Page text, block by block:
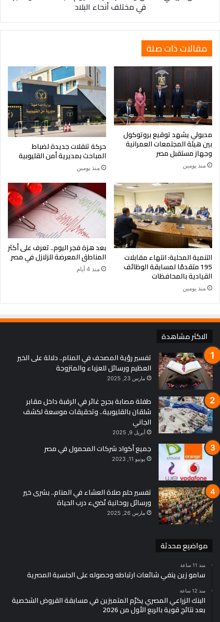
أحد فروع المادة إلغاء للمادة بأكملها، وتطبق أحكام القرار الوزاري
رقم 34 لسنة 2018 بشأن تنظيم أحوال إلغاء الامتحان، والحرمان
منه، فيما لم يرد فيه نص في هذا القرار.
في مختلف أنحاء البلاد
مقالات ذات صلة
مدبولي يشهد توقيع بروتوكول
بين هيئة المجتمعات العمرانية
وجهاز مستقبل مصر
منذ يومين
حركة تنقلات جديدة لضباط
المباحث بمديرية أمن القليوبية
منذ يومين
التنمية المحلية: انتهاء مقابلات
195 متقدمًا لمسابقة الوظائف
القيادية بالمحافظات
منذ يومين
بعد هزة فجر اليوم.. تعرف على أكثر
المناطق المعرضة للزلازل في مصر
منذ 4 أيام
الاكثر مشاهدة
تفسير رؤية المصحف في المنام.. دلالة على الخير
العظيم ورسائل للعزباء والمتزوجة
مارس 23, 2025
طفلة مصابة بجرح غائر في الرقبة داخل مقابر
شلقان بالقليوبية.. وتحقيقات موسعة لكشف
الجاني
أبريل 9, 2025
جميع أكواد شركات المحمول في مصر
يونيو 11, 2023
تفسير حلم صلاة العشاء في المنام.. بشرى خير
ورسائل روحانية تُضيء درب الحياة
مارس 26, 2025
مواضيع محدثة
منذ 11 ساعة
سامو زين ينفي شائعات ارتباطه وحصوله على الجنسية المصرية
منذ 12 ساعة
البنك الزراعي المصري يكرّم المتميزين في مسابقة القروض الشخصية
بعد نتائج قوية بالربع الأول من 2026